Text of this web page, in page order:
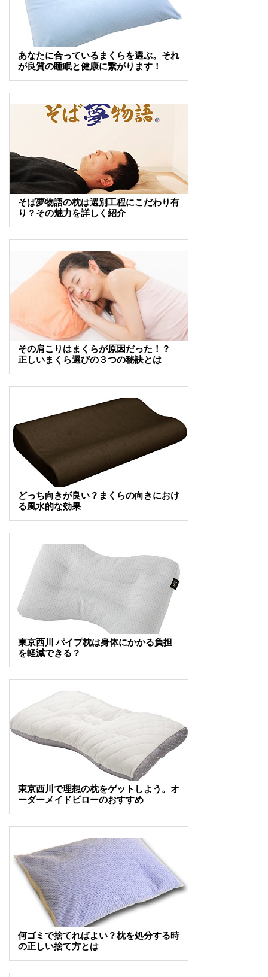
あなたに合っているまくらを選ぶ。それ
が良質の睡眠と健康に繋がります！
そば夢物語の枕は選別工程にこだわり有
り？その魅力を詳しく紹介
その肩こりはまくらが原因だった！？
正しいまくら選びの３つの秘訣とは
どっち向きが良い？まくらの向きにおけ
る風水的な効果
東京西川 パイプ枕は身体にかかる負担
を軽減できる？
東京西川で理想の枕をゲットしよう。オ
ーダーメイドピローのおすすめ
何ゴミで捨てればよい？枕を処分する時
の正しい捨て方とは